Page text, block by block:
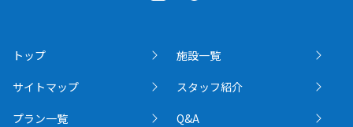
トップ
サイトマップ
プラン一覧
施設一覧
スタッフ紹介
Q&A